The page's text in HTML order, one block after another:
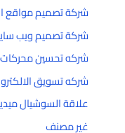
شركة تصميم مواقع
شركة تصميم ويب
شركه تحسين محركات
شركه تسويق
علاقة السوشيال
غير مصنف